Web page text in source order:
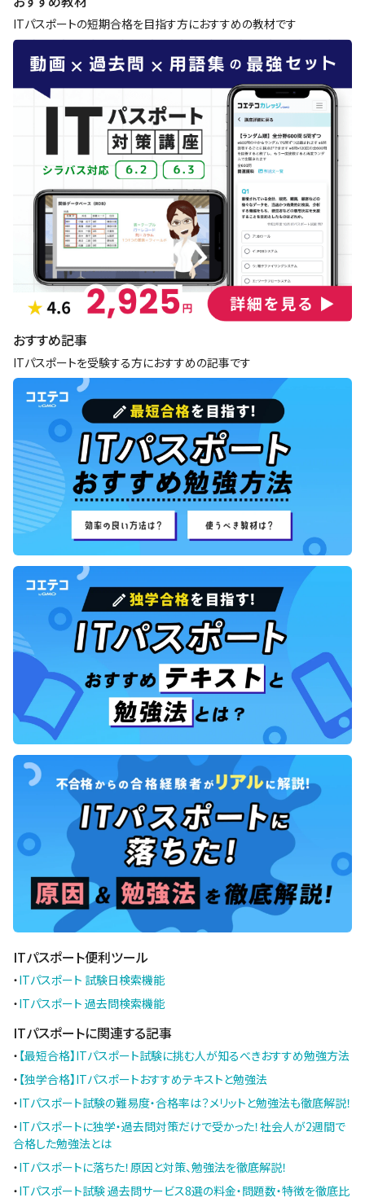
ITパスポートの短期合格を目指す方におすすめの教材です
おすすめ記事
ITパスポートを受験する方におすすめの記事です
ITパスポート便利ツール
・ITパスポート 試験日検索機能
・ITパスポート 過去問検索機能
ITパスポートに関連する記事
・ 【最短合格】ITパスポート試験に挑む人が知るべきおすすめ勉強方法
・ 【独学合格】ITパスポートおすすめテキストと勉強法
・ITパスポート試験の難易度・合格率は？メリットと勉強法も徹底解説！
・ITパスポートに独学・過去問対策だけで受かった！社会人が2週間で
合格した勉強法とは
・ITパスポートに落ちた！原因と対策、勉強法を徹底解説！
・ITパスポート試験 過去問サービス8選の料金・問題数・特徴を徹底比